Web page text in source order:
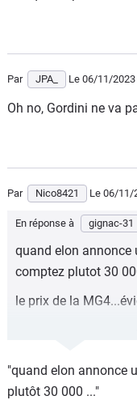
Par JPA_ Le 06/11/2023
Oh no, Gordini ne va
Par Nico8421 Le 06/11/
En réponse à gignac-31
quand elon annonce
comptez plutot 30
le prix de la
par contre
en allemagne.. bin
"quand elon annonce
plutôt 30 000 ..."